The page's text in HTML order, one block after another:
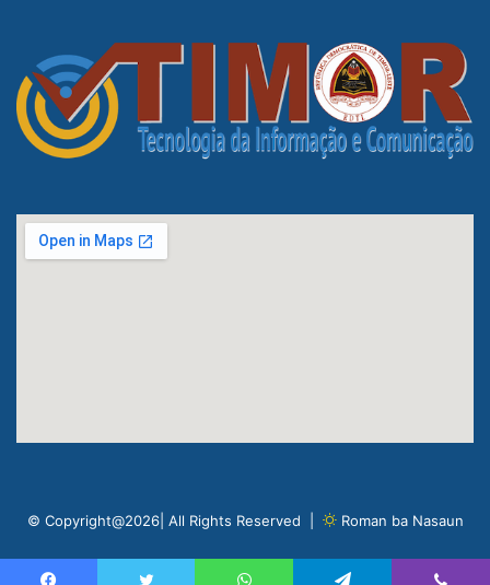
© Copyright@2026| All Rights Reserved | Roman ba Nasaun